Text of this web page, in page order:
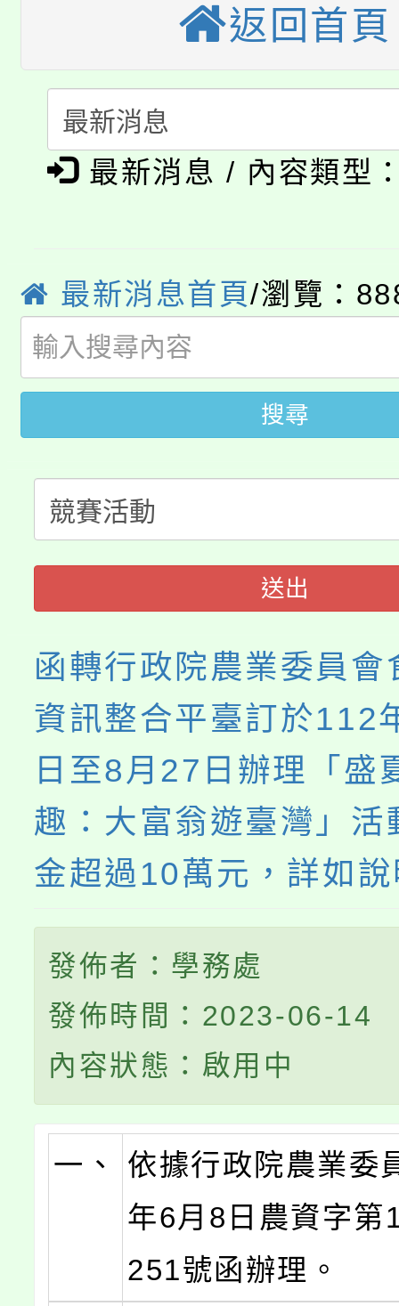
生本土語及新住民語歌
公告本校115學年度第
代理(課)教師甄選結果(
公告本校115學年度第
代理(課)教師甄選結果(
轉知中國文化大學推廣
《TA101》溝通分析基
系所師生報名參加。
淨零綠生活教案入校路
115年食農教育專業人
學籍身 分審查程序及
版
淨零綠領人才培育課程
公告本校115學年度第
代理(課)教師甄選結果(
「2026金融保險知識
桃園市115學年度學生
代理(課)教師甄選結果(
公告本校115學年度第
代理(課)教師甄選結果(
《TA101》溝通分析基
程，歡迎學生輔導中心
心理、諮商輔導、社會
系所師生報名參加。
返回首頁
最新消息 / 內容類型
最新消息首頁/瀏覽：
搜尋
送出
函轉行政院農業委員會
資訊整合平臺訂於112
日至8月27日辦理「盛
趣：大富翁遊臺灣」活
金超過10萬元，詳如
發佈者：學務處
發佈時間：2023-06-14
內容狀態：啟用中
一、
依據行政院農業委
年6月8日農資字第
251號函辦理。